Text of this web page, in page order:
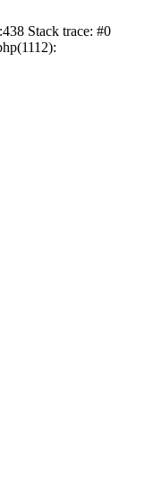
Stack trace: #0